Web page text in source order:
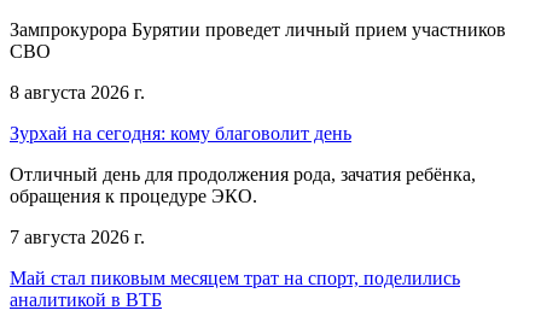
Зампрокурора Бурятии проведет личный прием участников
СВО
8 августа 2026 г.
Зурхай на сегодня: кому благоволит день
Отличный день для продолжения рода, зачатия ребёнка,
обращения к процедуре ЭКО.
7 августа 2026 г.
Май стал пиковым месяцем трат на спорт, поделились
аналитикой в ВТБ